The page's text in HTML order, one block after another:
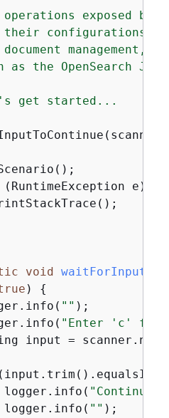
operations exposed by
their configurations,
document management,
as the OpenSearch
get started...
(RuntimeException e)
void
) {
"" );
"Enter 'c'
input =
"" );